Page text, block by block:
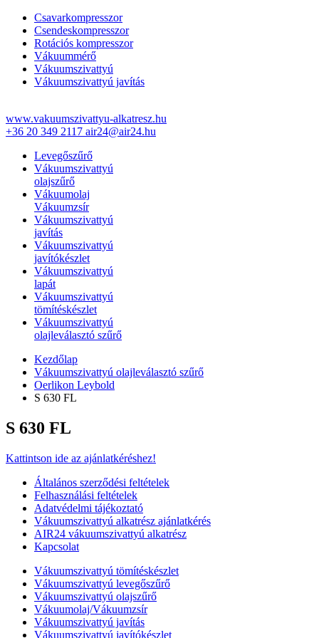
Csavarkompresszor
Csendeskompresszor
Rotációs kompresszor
Vákuummérő
Vákuumszivattyú
Vákuumszivattyú javítás
www.vakuumszivattyu-alkatresz.hu
+36 20 349 2117 air24@air24.hu
Levegőszűrő
Vákuumszivattyú
olajszűrő
Vákuumolaj
Vákuumzsír
Vákuumszivattyú
javítás
Vákuumszivattyú
javítókészlet
Vákuumszivattyú
lapát
Vákuumszivattyú
tömítéskészlet
Vákuumszivattyú
olajleválasztó szűrő
Kezdőlap
Vákuumszivattyú olajleválasztó szűrő
Oerlikon Leybold
S 630 FL
S 630 FL
Kattintson ide az ajánlatkéréshez!
Általános szerződési feltételek
Felhasználási feltételek
Adatvédelmi tájékoztató
Vákuumszivattyú alkatrész ajánlatkérés
AIR24 vákuumszivattyú alkatrész
Kapcsolat
Vákuumszivattyú tömítéskészlet
Vákuumszivattyú levegőszűrő
Vákuumszivattyú olajszűrő
Vákuumolaj/Vákuumzsír
Vákuumszivattyú javítás
Vákuumszivattyú javítókészlet